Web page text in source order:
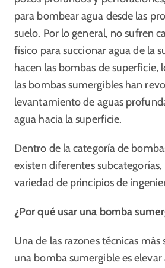
para bombear agua desde las
suelo. Por lo general, no sufren
físico para succionar agua de la
hacen las bombas de superficie,
las bombas sumergibles han
levantamiento de aguas
agua hacia la superficie.
Dentro de la categoría de
existen diferentes subcategorías,
variedad de principios de
¿Por qué usar una bomba
Una de las razones técnicas más
una bomba sumergible es elevar